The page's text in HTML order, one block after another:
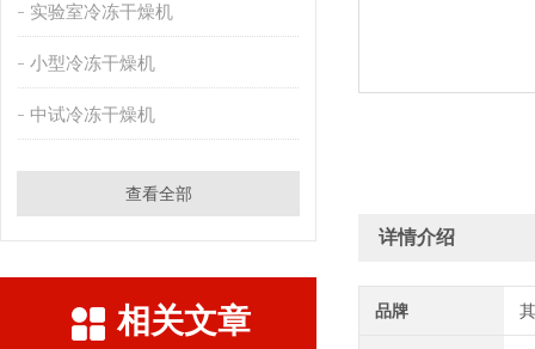
实验室冷冻干燥机
小型冷冻干燥机
中试冷冻干燥机
查看全部
相关文章
详情介绍
品牌